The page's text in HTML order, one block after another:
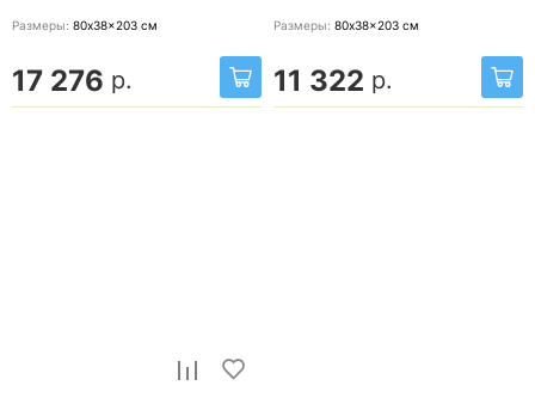
Размеры: 80x38x203 см
17 276 р.
Размеры: 80x38x203 см
11 322 р.